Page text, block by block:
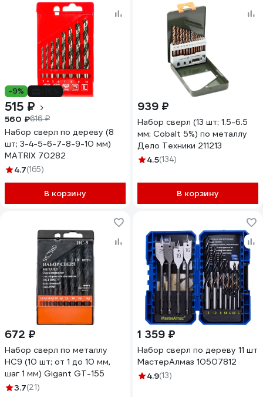
-9%
515 ₽
560 ₽616 ₽
Набор сверл по дереву (8
шт; 3-4-5-6-7-8-9-10 мм)
MATRIX 70282
4.7(165)
В корзину
939 ₽
Набор сверл (13 шт; 1.5-6.5
мм; Cobalt 5%) по металлу
Дело Техники 211213
4.5(134)
В корзину
672 ₽
Набор сверл по металлу
НС9 (10 шт; от 1 до 10 мм,
шаг 1 мм) Gigant GT-155
3.7(21)
1 359 ₽
Набор сверл по дереву 11 шт
МастерАлмаз 10507812
4.9(13)